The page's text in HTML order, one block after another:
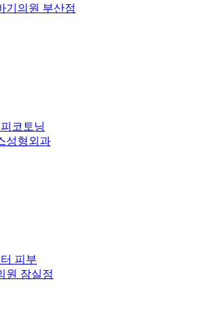
기의원 부산점
코토닝
성형외과
피부
원 잠실점